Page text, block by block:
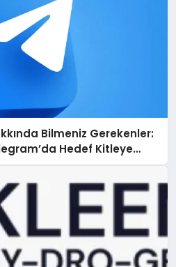
Bilmeniz Gerekenler:
Hedef Kitleye